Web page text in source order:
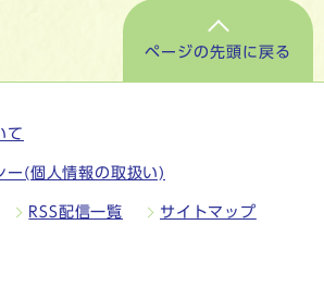
ページの先頭に戻る
て
ー(個人情報の取扱い)
RSS配信一覧 サイトマップ